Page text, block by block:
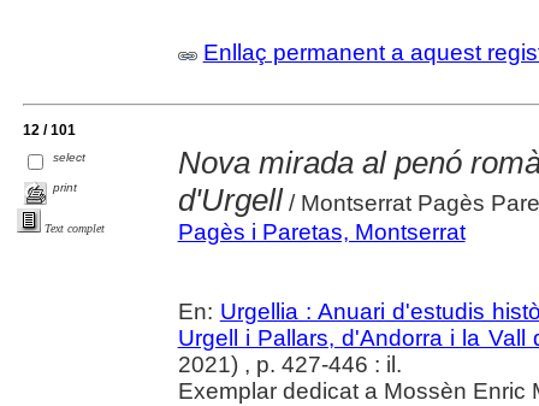
Enllaç permanent a aquest
12 / 101
select
print
Text complet
Nova mirada al penó
d'Urgell/ Montserrat Pagès
Pagès i Paretas, Montserrat
En: Urgellia : Anuari d'estudis
Urgell i Pallars, d'Andorra i la Vall
2021) , p. 427-446 : il.
Exemplar dedicat a Mossèn Enric